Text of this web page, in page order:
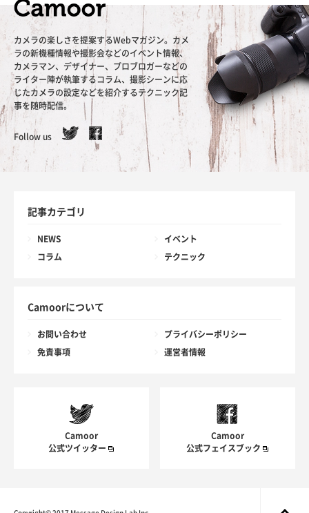
カメラの楽しさを提案するWebマガジン。カメ
ラの新機種情報や撮影会などのイベント情報、
カメラマン、デザイナー、プロブロガーなどの
ライター陣が執筆するコラム、撮影シーンに応
じたカメラの設定などを紹介するテクニック記
事を随時配信。
Follow us
記事カテゴリ
NEWS イベント
コラム テクニック
Camoorについて
お問い合わせ プライバシーポリシー
免責事項 運営者情報
Camoor
公式ツイッター
Camoor
公式フェイスブック